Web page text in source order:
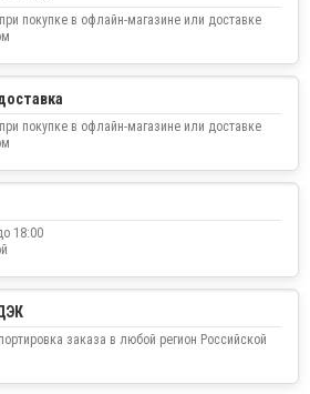
покупке в офлайн-магазине или доставке
покупке в офлайн-магазине или доставке
18:00
заказа в любой регион Российской